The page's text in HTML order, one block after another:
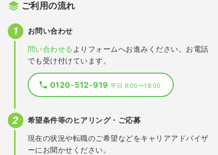
ご利用の流れ
お問い合わせ
問い合わせる よりフォームへお進みください。お電話
でも受け付けています。
0120-512-919平日 9:00〜18:00
希望条件等のヒアリング・ご応募
現在の状況や転職のご希望などをキャリアアドバイザ
ーにお聞かせください。